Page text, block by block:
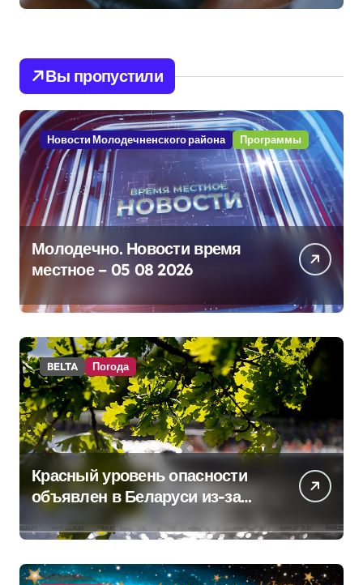
Вы пропустили
Новости Молодечненского района Программы
Молодечно. Новости время
местное – 05 08 2026
BELTA Погода
Красный уровень опасности
объявлен в Беларуси из-за
жары